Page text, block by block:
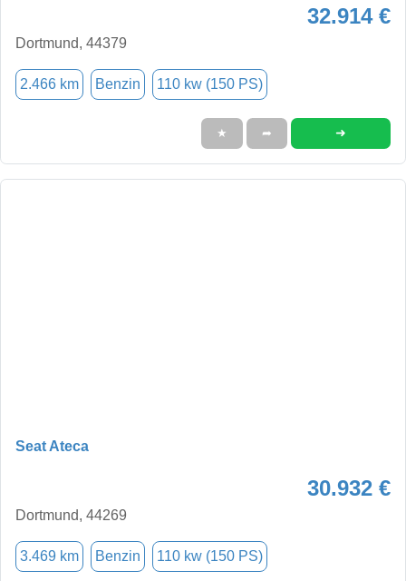
32.914 €
Dortmund, 44379
2.466 km Benzin 110 kw (150 PS)
★ ➦ ➜
Seat Ateca
30.932 €
Dortmund, 44269
3.469 km Benzin 110 kw (150 PS)